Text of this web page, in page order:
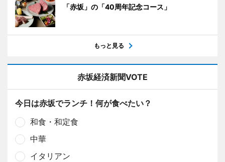
「赤坂」の「40周年記念コース」
もっと見る
赤坂経済新聞VOTE
今日は赤坂でランチ！何が食べたい？
和食・和定食
中華
イタリアン